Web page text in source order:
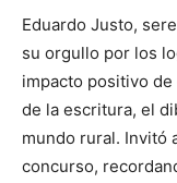
Eduardo Justo,
su orgullo por los
impacto positivo
de la escritura, el
mundo rural. Invitó
concurso,